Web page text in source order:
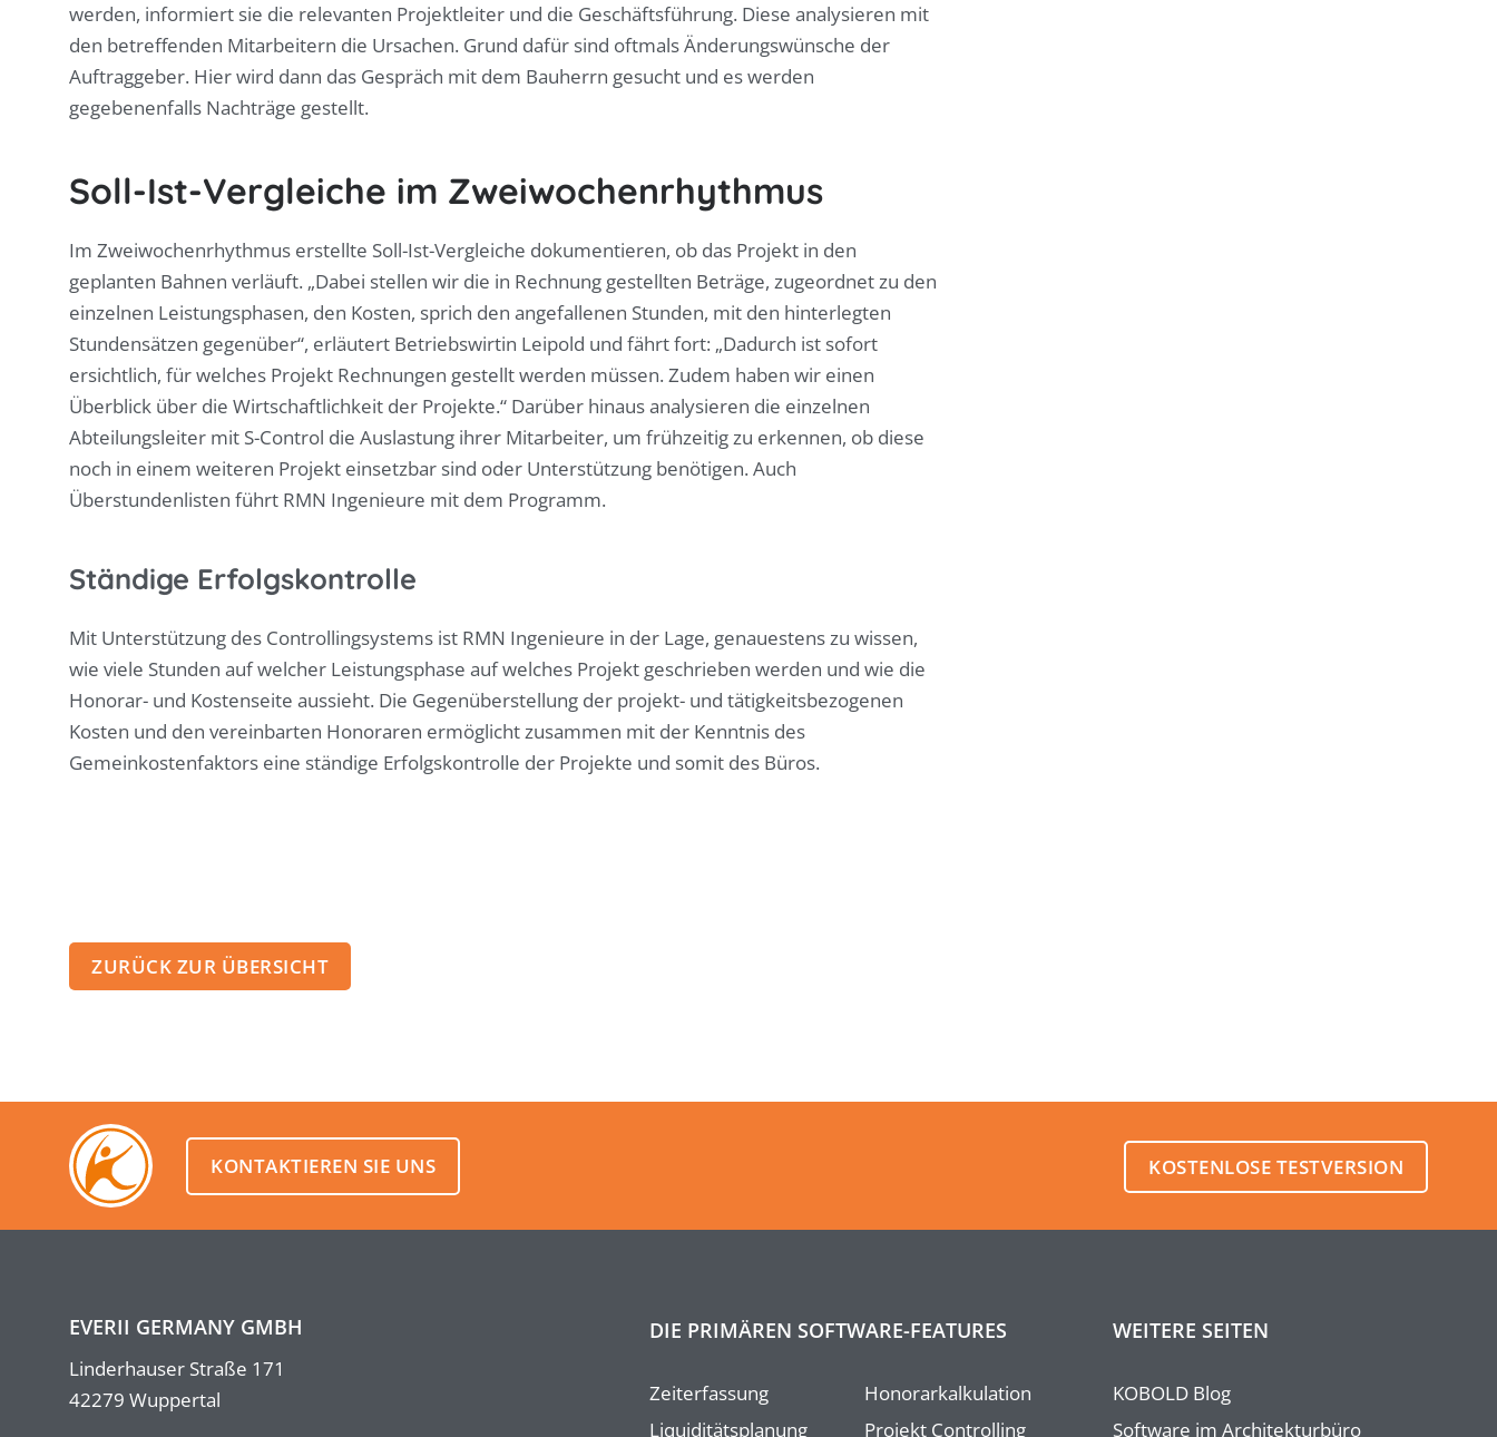
werden, informiert sie die relevanten Projektleiter und die Geschäftsführung. Diese analysieren mit
den betreffenden Mitarbeitern die Ursachen. Grund dafür sind oftmals Änderungswünsche der
Auftraggeber. Hier wird dann das Gespräch mit dem Bauherrn gesucht und es werden
gegebenenfalls Nachträge gestellt.
Soll-Ist-Vergleiche im Zweiwochenrhythmus
Im Zweiwochenrhythmus erstellte Soll-Ist-Vergleiche dokumentieren, ob das Projekt in den
geplanten Bahnen verläuft. „Dabei stellen wir die in Rechnung gestellten Beträge, zugeordnet zu den
einzelnen Leistungsphasen, den Kosten, sprich den angefallenen Stunden, mit den hinterlegten
Stundensätzen gegenüber“, erläutert Betriebswirtin Leipold und fährt fort: „Dadurch ist sofort
ersichtlich, für welches Projekt Rechnungen gestellt werden müssen. Zudem haben wir einen
Überblick über die Wirtschaftlichkeit der Projekte.“ Darüber hinaus analysieren die einzelnen
Abteilungsleiter mit S-Control die Auslastung ihrer Mitarbeiter, um frühzeitig zu erkennen, ob diese
noch in einem weiteren Projekt einsetzbar sind oder Unterstützung benötigen. Auch
Überstundenlisten führt RMN Ingenieure mit dem Programm.
Ständige Erfolgskontrolle
Mit Unterstützung des Controllingsystems ist RMN Ingenieure in der Lage, genauestens zu wissen,
wie viele Stunden auf welcher Leistungsphase auf welches Projekt geschrieben werden und wie die
Honorar- und Kostenseite aussieht. Die Gegenüberstellung der projekt- und tätigkeitsbezogenen
Kosten und den vereinbarten Honoraren ermöglicht zusammen mit der Kenntnis des
Gemeinkostenfaktors eine ständige Erfolgskontrolle der Projekte und somit des Büros.
ZURÜCK ZUR ÜBERSICHT
KONTAKTIEREN SIE UNS KOSTENLOSE TESTVERSION
EVERII GERMANY GMBH
Linderhauser Straße 171
42279 Wuppertal
DIE PRIMÄREN SOFTWARE-FEATURES
Zeiterfassung
Honorarkalkulation
Liquiditätsplanung
Projekt Controlling
WEITERE SEITEN
KOBOLD Blog
Software im Architekturbüro